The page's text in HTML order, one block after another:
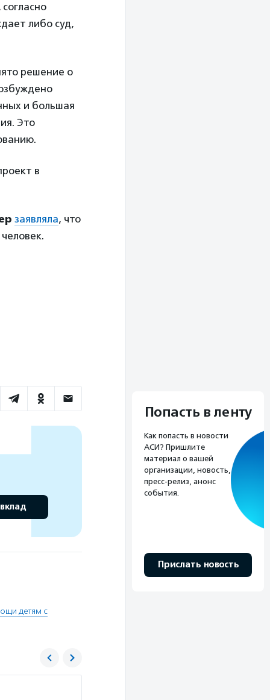
либо суд,
решение о
и большая
Это
в
заявляла, что
детям с
Попасть в ленту
Как попасть в новости
АСИ? Пришлите
материал о вашей
организации, новость,
пресс-релиз, анонс
события.
Прислать новость